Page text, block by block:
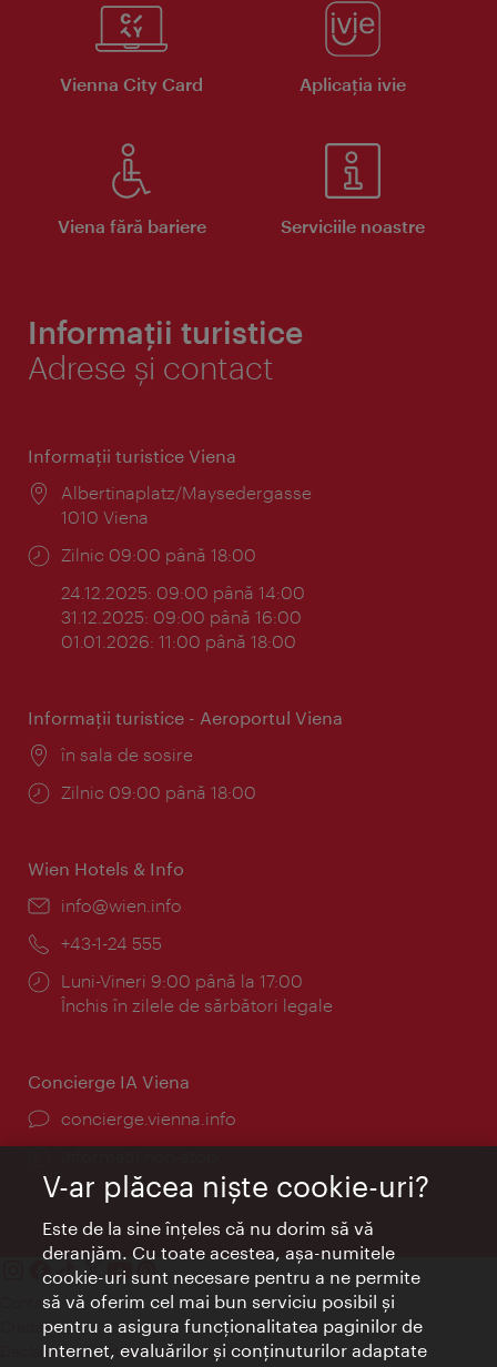
Vienna City Card Aplicaţia ivie
Viena fără bariere Serviciile noastre
Informații turistice
Adrese și contact
Informaţii turistice Viena
Locul:
Albertinaplatz/Maysedergasse
1010 Viena
Program:
Zilnic 09:00 până 18:00
24.12.2025: 09:00 până 14:00
31.12.2025: 09:00 până 16:00
01.01.2026: 11:00 până 18:00
Informaţii turistice - Aeroportul Viena
Locul:
în sala de sosire
Program:
Zilnic 09:00 până 18:00
Wien Hotels & Info
E-
info@wien.info
Telefon:
+43-1-24 555
Program:
Luni-Vineri 9:00 până la 17:00
Închis în zilele de sărbători legale
Concierge IA Viena
concierge.vienna.info
Contact
Credits
Declaraţie privind protecţia datelor
V-ar plăcea nişte cookie-uri?
Este de la sine înţeles că nu dorim să vă
deranjăm. Cu toate acestea, aşa-numitele
cookie-uri sunt necesare pentru a ne permite
să vă oferim cel mai bun serviciu posibil şi
pentru a asigura funcţionalitatea paginilor de
Internet, evaluărilor şi conţinuturilor adaptate